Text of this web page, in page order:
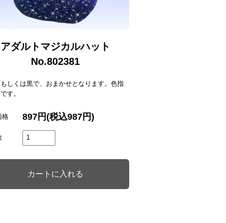
アダルトマジカルハット
No.802381
しくは黒で、おまかせとなります。色指
す。
格 897円(税込987円)